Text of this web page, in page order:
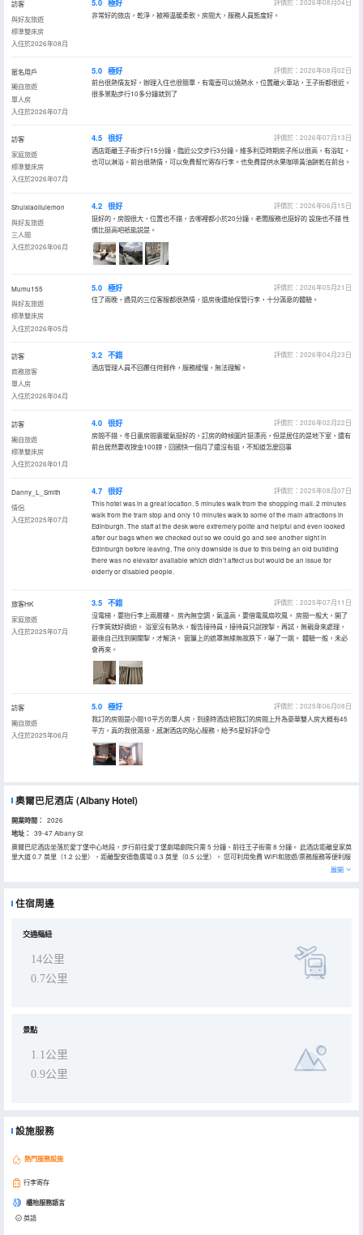
訪客
與好友旅遊
標準雙床房
入住於2026年08月
5.0 極好
評價於：2026年08月04日
非常好的旅店，乾淨，被褥温暖柔軟。房間大，服務人員態度好。
匿名用戶
獨自旅遊
單人房
入住於2026年07月
5.0 極好
評價於：2026年08月02日
前台很熱情友好，辦理入住也很簡單，有電壺可以燒熱水，位置離火車站，王子街都很近，
很多景點步行10多分鐘就到了
訪客
家庭旅遊
標準雙床房
入住於2026年07月
4.5 很好
評價於：2026年07月13日
酒店距離王子街步行15分鐘，臨近公交步行3分鐘。維多利亞時期房子所以很高，有浴缸，
也可以淋浴。前台很熱情，可以免費幫忙寄存行李。也免費提供水果咖啡黃油餅乾在前台。
Shuixiaoliulemon
與好友旅遊
三人間
入住於2026年06月
4.2 很好
評價於：2026年06月15日
挺好的，房間很大，位置也不錯，去哪裡都小於20分鐘，老闆服務也挺好的 設施也不錯 性
價比挺高吧衹能説是。
Mumu155
與好友旅遊
標準雙床房
入住於2026年05月
5.0 極好
評價於：2026年05月21日
住了兩晚，遇見的三位客服都很熱情，退房後還給保管行李，十分滿意的體驗。
訪客
商務旅客
單人房
入住於2026年04月
3.2 不錯
評價於：2026年04月23日
酒店管理人員不回覆任何郵件，服務緩慢，無法理解。
訪客
獨自旅遊
標準雙床房
入住於2026年01月
4.0 很好
評價於：2026年02月22日
房間不錯，冬日裏房間裏暖氣挺好的，訂房的時候圖片挺漂亮，但是居住的是地下室，還有
前台居然要收按金100鎊，回國快一個月了還沒有退，不知道怎麼回事
Danny_L_Smith
情侶
入住於2025年07月
4.7 很好
評價於：2025年08月07日
This hotel was in a great location. 5 minutes walk from the shopping mall. 2 minutes
walk from the tram stop and only 10 minutes walk to some of the main attractions in
Edinburgh. The staff at the desk were extremely polite and helpful and even looked
after our bags when we checked out so we could go and see another sight in
Edinburgh before leaving. The only downside is due to this being an old building
there was no elevator available which didn’t affect us but would be an issue for
elderly or disabled people.
旅客HK
家庭旅遊
入住於2025年07月
3.5 不錯
評價於：2025年07月11日
沒電梯，要抬行李上兩層樓。 房內無空調，氣温高，要借電風扇吹風。 房間一般大，開了
行李筴就好擠迫。 浴室沒有熱水，報告接待員，接待員只說按掣，再試，無親身來處理，
最後自己找到開關掣，才解決。 窗簾上的遮罩無緣無故跌下，嚇了一跳。 體驗一般，未必
會再來。
訪客
獨自旅遊
入住於2025年06月
5.0 極好
評價於：2025年06月08日
我訂的房間是小間10平方的單人房，到達時酒店把我訂的房間上升為豪華雙人房大概有45
平方，真的我很滿意，感謝酒店的貼心服務，給予5星好評😜👌
奧爾巴尼酒店(Albany Hotel)
開業時間： 2026
地址：
39-47 Albany St
奧爾巴尼酒店坐落於愛丁堡中心地段，步行前往愛丁堡劇場劇院只需 5 分鐘、前往王子街需 8 分鐘。 此酒店距離皇家英
里大道 0.7 英里（1.2 公里），距離聖安德魯廣場 0.3 英里（0.5 公里）。 您可利用免費 WiFi和旅遊/票務服務等便利服
務和設施。 特色服務/設施包括24 小時前台服務、行李寄存和前台保管箱。 酒店有 42 間客房，提供智能電視。提供免
費無線網絡，方便您與朋友保持聯繫；數碼頻道可滿足您的娛樂需求。私人浴室提供免費洗浴用品和吹風機。便利設施
展開
住宿周邊
交通樞紐
14公里
0.7公里
景點
1.1公里
0.9公里
設施服務
熱門服務設施
行李寄存
櫃枱服務語言
英語